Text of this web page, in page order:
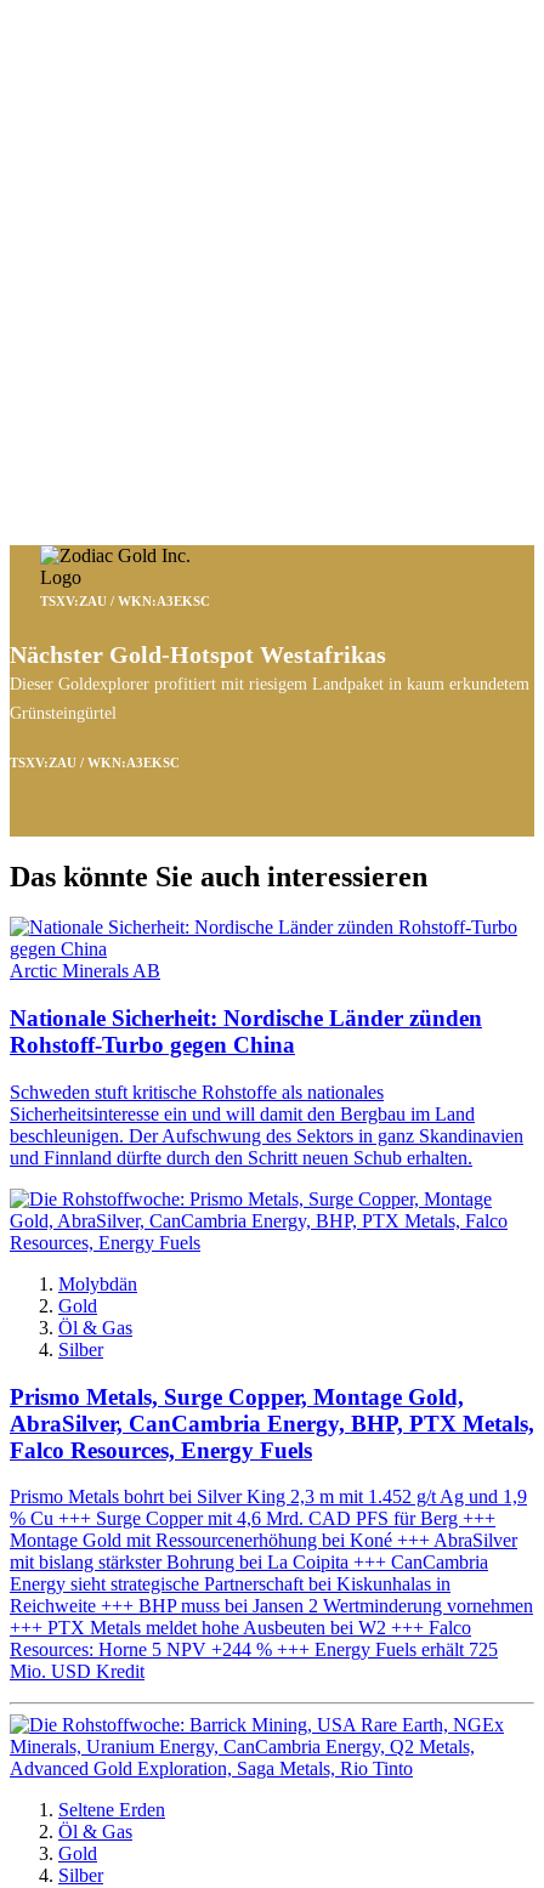
TSXV:ZAU / WKN:A3EKSC
Nächster Gold-Hotspot Westafrikas
Dieser Goldexplorer profitiert mit riesigem Landpaket in kaum erkundetem
Grünsteingürtel
TSXV:ZAU / WKN:A3EKSC
Das könnte Sie auch interessieren
Arctic Minerals AB
Nationale Sicherheit: Nordische Länder zünden
Rohstoff-Turbo gegen China
Schweden stuft kritische Rohstoffe als nationales
Sicherheitsinteresse ein und will damit den Bergbau im Land
beschleunigen. Der Aufschwung des Sektors in ganz Skandinavien
und Finnland dürfte durch den Schritt neuen Schub erhalten.
Molybdän
Gold
Öl & Gas
Silber
Prismo Metals, Surge Copper, Montage Gold,
AbraSilver, CanCambria Energy, BHP, PTX Metals,
Falco Resources, Energy Fuels
Prismo Metals bohrt bei Silver King 2,3 m mit 1.452 g/t Ag und 1,9
% Cu +++ Surge Copper mit 4,6 Mrd. CAD PFS für Berg +++
Montage Gold mit Ressourcenerhöhung bei Koné +++ AbraSilver
mit bislang stärkster Bohrung bei La Coipita +++ CanCambria
Energy sieht strategische Partnerschaft bei Kiskunhalas in
Reichweite +++ BHP muss bei Jansen 2 Wertminderung vornehmen
+++ PTX Metals meldet hohe Ausbeuten bei W2 +++ Falco
Resources: Horne 5 NPV +244 % +++ Energy Fuels erhält 725
Mio. USD Kredit
Seltene Erden
Öl & Gas
Gold
Silber